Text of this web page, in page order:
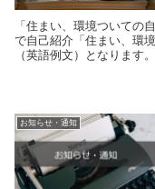
「住まい、環境ついての自己
で自己紹介「住まい、環
お知らせ・通知